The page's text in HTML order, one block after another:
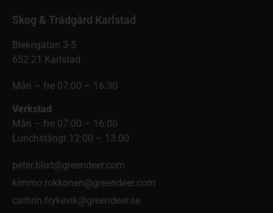
Skog & Trädgård Karlstad
Blekegatan 3-5
652 21 Karlstad
Mån – fre 07:00 – 16:30
Verkstad
Mån – fre 07:00 – 16:00
Lunchstängt 12:00 – 13:00
peter.blixt@greendeer.com
kimmo.rokkonen@greendeer.com
cathrin.frykevik@greendeer.se